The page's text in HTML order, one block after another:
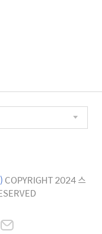
COPYRIGHT 2024 스